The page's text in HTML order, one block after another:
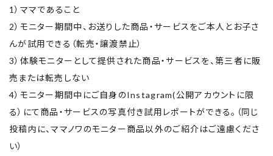
1）ママであること
2）モニター期間中、お送りした商品・サービスをご本人とお子さ
んが試用できる（転売・譲渡禁止）
3）体験モニターとして提供された商品・サービスを、第三者に販
売または転売しない
4）モニター期間中にご自身のInstagram(公開アカウントに限
る）にて商品・サービスの写真付き試用レポートができる。（同じ
投稿内に、ママノワのモニター商品以外のご紹介はご遠慮くださ
い）